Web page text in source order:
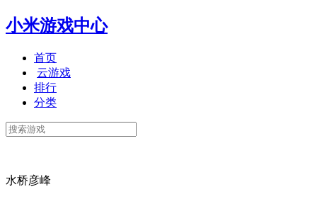
小米游戏中心
首页
云游戏
排行
分类
水桥彦峰